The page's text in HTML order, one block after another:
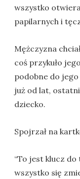
wszystko
papilarnych i
Mężczyzna
coś przykuło
podobne do jego
już od lat,
dziecko.
Spojrzał na
“To jest klucz
wszystko się